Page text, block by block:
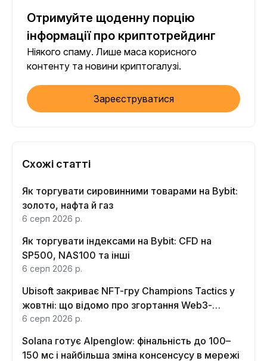
Отримуйте щоденну порцію
інформації про криптотрейдинг
Ніякого спаму. Лише маса корисного
контенту та новини криптогалузі.
Зареєструватися
Схожі статті
Як торгувати сировинними товарами на Bybit:
золото, нафта й газ
6 серп 2026 р.
Як торгувати індексами на Bybit: CFD на
SP500, NAS100 та інші
6 серп 2026 р.
Ubisoft закриває NFT-гру Champions Tactics у
жовтні: що відомо про згортання Web3-
функцій
6 серп 2026 р.
Solana готує Alpenglow: фінальність до 100–
150 мс і найбільша зміна консенсусу в мережі